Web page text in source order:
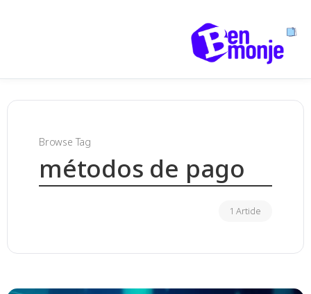
Browse Tag
métodos de pago
1 Article